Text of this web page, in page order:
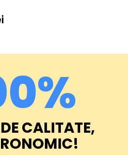
Prețul
11,25lei.
%
CALITATE,